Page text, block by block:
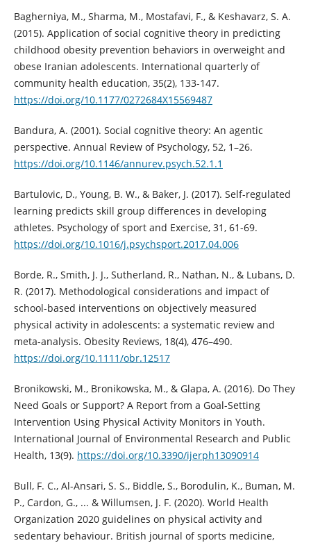
Bagherniya, M., Sharma, M., Mostafavi, F., & Keshavarz, S. A.
(2015). Application of social cognitive theory in predicting
childhood obesity prevention behaviors in overweight and
obese Iranian adolescents. International quarterly of
community health education, 35(2), 133-147.
https://doi.org/10.1177/0272684X15569487
Bandura, A. (2001). Social cognitive theory: An agentic
perspective. Annual Review of Psychology, 52, 1–26.
https://doi.org/10.1146/annurev.psych.52.1.1
Bartulovic, D., Young, B. W., & Baker, J. (2017). Self-regulated
learning predicts skill group differences in developing
athletes. Psychology of sport and Exercise, 31, 61-69.
https://doi.org/10.1016/j.psychsport.2017.04.006
Borde, R., Smith, J. J., Sutherland, R., Nathan, N., & Lubans, D.
R. (2017). Methodological considerations and impact of
school-based interventions on objectively measured
physical activity in adolescents: a systematic review and
meta-analysis. Obesity Reviews, 18(4), 476–490.
https://doi.org/10.1111/obr.12517
Bronikowski, M., Bronikowska, M., & Glapa, A. (2016). Do They
Need Goals or Support? A Report from a Goal-Setting
Intervention Using Physical Activity Monitors in Youth.
International Journal of Environmental Research and Public
Health, 13(9). https://doi.org/10.3390/ijerph13090914
Bull, F. C., Al-Ansari, S. S., Biddle, S., Borodulin, K., Buman, M.
P., Cardon, G., ... & Willumsen, J. F. (2020). World Health
Organization 2020 guidelines on physical activity and
sedentary behaviour. British journal of sports medicine,